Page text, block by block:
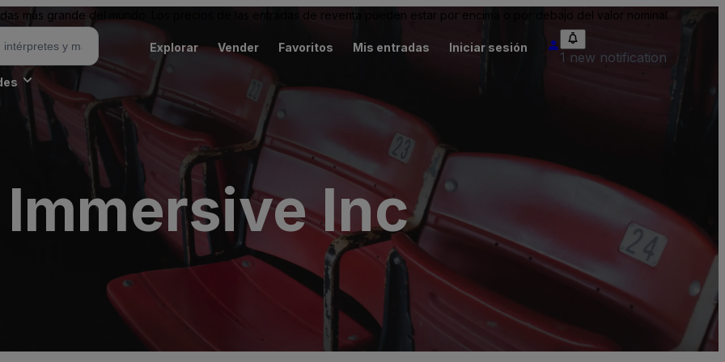
más grande del mundo. Los precios de las entradas de reventa pueden estar por encima o por debajo del valor nominal.
Explorar Vender Favoritos Mis entradas Iniciar sesión
1 new notification
Inc